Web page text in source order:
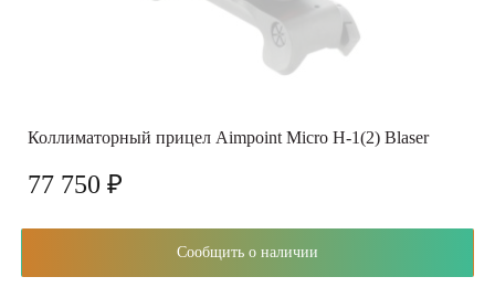
Коллиматорный прицел Aimpoint Micro H-1(2) Blaser
77 750 ₽
Сообщить о наличии